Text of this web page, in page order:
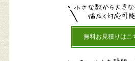
無料お見積りはこ